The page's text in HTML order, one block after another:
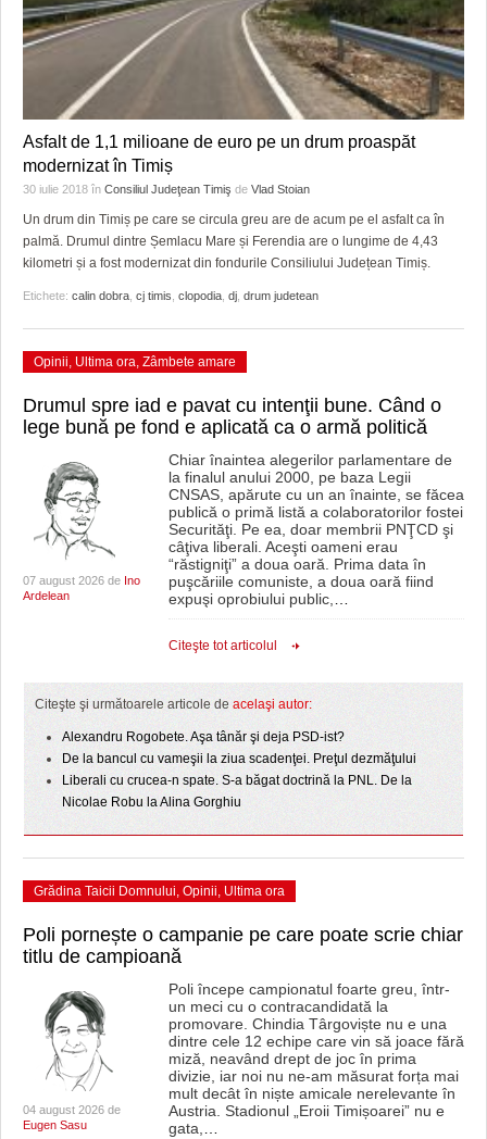
Asfalt de 1,1 milioane de euro pe un drum proaspăt
modernizat în Timiș
30 iulie 2018 în Consiliul Judeţean Timiş de Vlad Stoian
Un drum din Timiș pe care se circula greu are de acum pe el asfalt ca în
palmă. Drumul dintre Șemlacu Mare și Ferendia are o lungime de 4,43
kilometri și a fost modernizat din fondurile Consiliului Județean Timiș.
Etichete: calin dobra cj timis clopodia dj drum judetean
Opinii, Ultima ora, Zâmbete amare
Drumul spre iad e pavat cu intenţii bune. Când o
lege bună pe fond e aplicată ca o armă politică
07 august 2026 de Ino
Ardelean
Chiar înaintea alegerilor parlamentare de
la finalul anului 2000, pe baza Legii
CNSAS, apărute cu un an înainte, se făcea
publică o primă listă a colaboratorilor fostei
Securităţi. Pe ea, doar membrii PNŢCD şi
câţiva liberali. Aceşti oameni erau
“răstigniţi” a doua oară. Prima data în
puşcăriile comuniste, a doua oară fiind
expuşi oprobiului public,…
Citeşte tot articolul
Citeşte şi următoarele articole de acelaşi autor:
Alexandru Rogobete. Aşa tânăr şi deja PSD-ist?
De la bancul cu vameşii la ziua scadenţei. Preţul dezmăţului
Liberali cu crucea-n spate. S-a băgat doctrină la PNL. De la
Nicolae Robu la Alina Gorghiu
Grădina Taicii Domnului, Opinii, Ultima ora
Poli pornește o campanie pe care poate scrie chiar
titlu de campioană
04 august 2026 de
Eugen Sasu
Poli începe campionatul foarte greu, într-
un meci cu o contracandidată la
promovare. Chindia Târgoviște nu e una
dintre cele 12 echipe care vin să joace fără
miză, neavând drept de joc în prima
divizie, iar noi nu ne-am măsurat forța mai
mult decât în niște amicale nerelevante în
Austria. Stadionul „Eroii Timișoarei” nu e
gata,…